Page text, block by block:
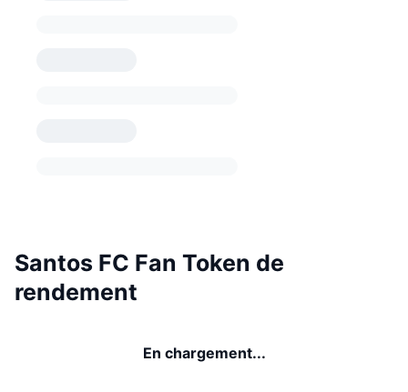
Santos FC Fan Token de
rendement
En chargement...